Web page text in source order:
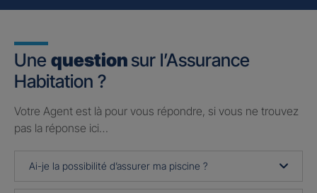
Une question sur l’Assurance
Habitation ?
Votre Agent est là pour vous répondre, si vous ne trouvez
pas la réponse ici…
Ai-je la possibilité d’assurer ma piscine ?